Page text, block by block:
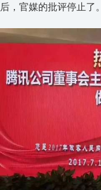
后，官媒的批评停止了。